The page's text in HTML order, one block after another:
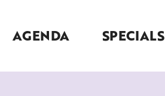
AGENDA SPECIALS